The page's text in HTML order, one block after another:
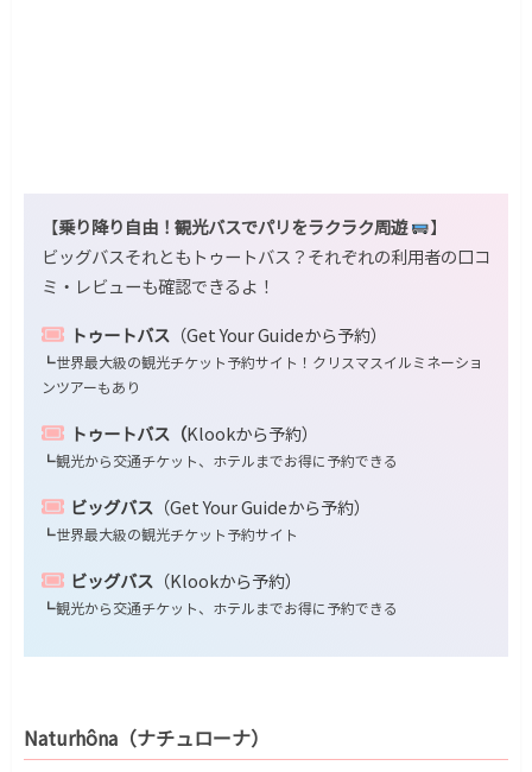
【乗り降り自由！観光バスでパリをラクラク周遊
】
ビッグバスそれともトゥートバス？それぞれの利用者の口コ
ミ・レビューも確認できるよ！
トゥートバス （Get Your Guideから予約）
┗世界最大級の観光チケット予約サイト！クリスマスイルミネーショ
ンツアーもあり
トゥートバス（Klookから予約）
┗観光から交通チケット、ホテルまでお得に予約できる
ビッグバス （Get Your Guideから予約）
┗世界最大級の観光チケット予約サイト
ビッグバス （Klookから予約）
┗観光から交通チケット、ホテルまでお得に予約できる
Naturhôna（ナチュローナ）